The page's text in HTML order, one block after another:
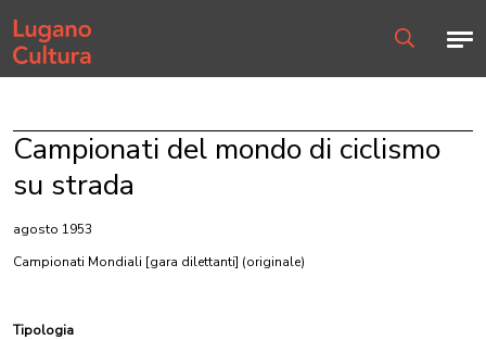
Home page
Campionati del mondo di ciclismo
su strada
agosto 1953
Campionati Mondiali [gara dilettanti] (originale)
Tipologia